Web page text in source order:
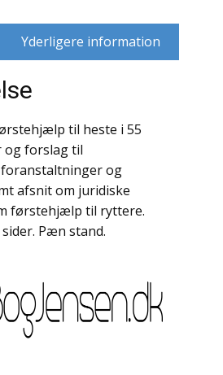
/ Religion
Skovbrug
/ Topografi
Yderligere information
til heste i 55
og forslag til
og
afsnit om juridiske
førstehjælp til ryttere.
Pæn stand.